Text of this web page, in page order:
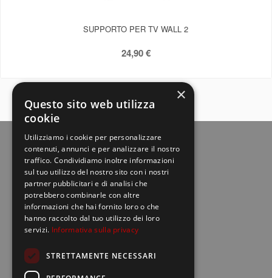
SUPPORTO PER TV WALL 2
24,90 €
location_on
Europe net S.r.l.
Via della Palmarola, 64 - 00135 Roma
call
×
Questo sito web utilizza
cookie
Utilizziamo i cookie per personalizzare
contenuti, annunci e per analizzare il nostro
traffico. Condividiamo inoltre informazioni
sul tuo utilizzo del nostro sito con i nostri
partner pubblicitari e di analisi che
potrebbero combinarle con altre
informazioni che hai fornito loro o che
hanno raccolto dal tuo utilizzo dei loro
servizi. Informativa sulla privacy
STRETTAMENTE NECESSARI